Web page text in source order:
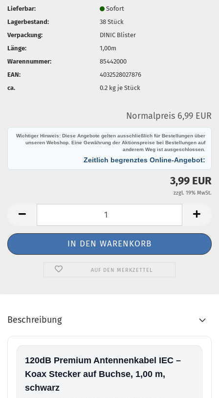
Lieferbar:
Sofort
Lagerbestand:
38Stück
Verpackung:
DINIC Blister
Länge:
1,00m
Warennummer:
85442000
EAN:
4032528027876
ca.
0.2 kg je Stück
Normalpreis 6,99 EUR
Wichtiger Hinweis: Diese Angebote gelten ausschließlich für Bestellungen über
unseren Webshop. Eine Gewährung der Aktionspreise bei Bestellungen auf
anderem Weg ist ausgeschlossen.
Zeitlich begrenztes Online-Angebot:
3,99 EUR
zzgl. 19% MwSt.
AUF DEN MERKZETTEL
Beschreibung
120dB Premium Antennenkabel IEC –
Koax Stecker auf Buchse, 1,00 m,
schwarz